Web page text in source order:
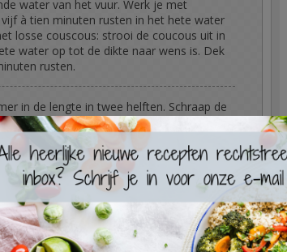
water van het vuur. Werk je met
à tien minuten rusten in het hete water
losse couscous: strooi de coucous uit in
water op tot de dikte naar wens is. Dek
rusten.
in de lengte in twee helften. Schraap de
en snijd in maantjes.
zaadjes van de paprika's. Snijd ze in twee
barbecue of gasvuur. Verwijder de
Voeg de honing, een ruime